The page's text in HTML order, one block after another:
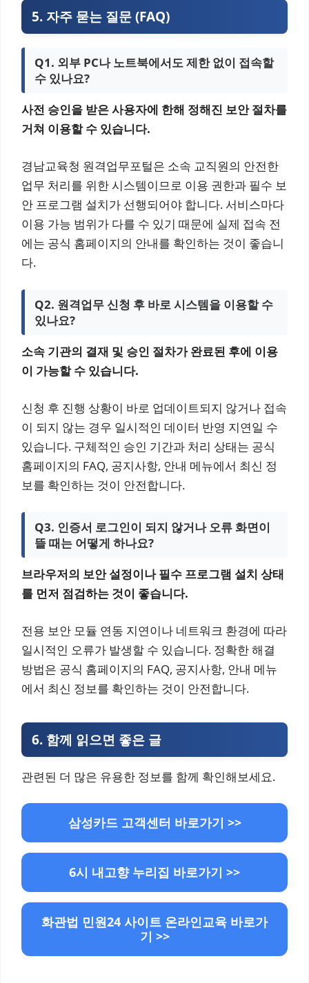
5. 자주 묻는 질문 (FAQ)
Q1. 외부 PC나 노트북에서도 제한 없이 접속할
수 있나요?
사전 승인을 받은 사용자에 한해 정해진 보안 절차를
거쳐 이용할 수 있습니다.
경남교육청 원격업무포털은 소속 교직원의 안전한
업무 처리를 위한 시스템이므로 이용 권한과 필수 보
안 프로그램 설치가 선행되어야 합니다. 서비스마다
이용 가능 범위가 다를 수 있기 때문에 실제 접속 전
에는 공식 홈페이지의 안내를 확인하는 것이 좋습니
다.
Q2. 원격업무 신청 후 바로 시스템을 이용할 수
있나요?
소속 기관의 결재 및 승인 절차가 완료된 후에 이용
이 가능할 수 있습니다.
신청 후 진행 상황이 바로 업데이트되지 않거나 접속
이 되지 않는 경우 일시적인 데이터 반영 지연일 수
있습니다. 구체적인 승인 기간과 처리 상태는 공식
홈페이지의 FAQ, 공지사항, 안내 메뉴에서 최신 정
보를 확인하는 것이 안전합니다.
Q3. 인증서 로그인이 되지 않거나 오류 화면이
뜰 때는 어떻게 하나요?
브라우저의 보안 설정이나 필수 프로그램 설치 상태
를 먼저 점검하는 것이 좋습니다.
전용 보안 모듈 연동 지연이나 네트워크 환경에 따라
일시적인 오류가 발생할 수 있습니다. 정확한 해결
방법은 공식 홈페이지의 FAQ, 공지사항, 안내 메뉴
에서 최신 정보를 확인하는 것이 안전합니다.
6. 함께 읽으면 좋은 글
관련된 더 많은 유용한 정보를 함께 확인해보세요.
삼성카드 고객센터 바로가기 >>
6시 내고향 누리집 바로가기 >>
화관법 민원24 사이트 온라인교육 바로가
기 >>